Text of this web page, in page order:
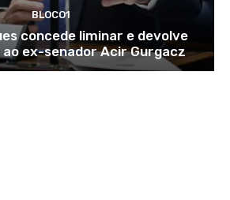
BLOCO1
concede liminar e devolve
ao ex-senador Acir Gurgacz